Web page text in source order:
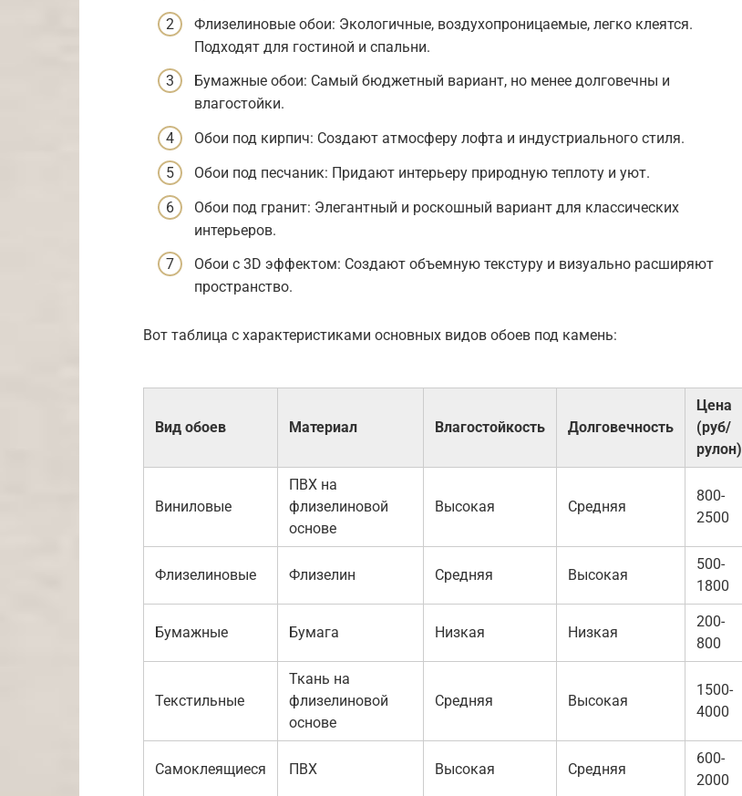
Флизелиновые обои: Экологичные, воздухопроницаемые, легко клеятся.
Подходят для гостиной и спальни.
Бумажные обои: Самый бюджетный вариант, но менее долговечны и
влагостойки.
Обои под кирпич: Создают атмосферу лофта и индустриального стиля.
Обои под песчаник: Придают интерьеру природную теплоту и уют.
Обои под гранит: Элегантный и роскошный вариант для классических
интерьеров.
Обои с 3D эффектом: Создают объемную текстуру и визуально расширяют
пространство.
Вот таблица с характеристиками основных видов обоев под камень:
Вид обоев Материал Влагостойкость Долговечность
Цена
(руб/
рулон)
Виниловые
ПВХ на
флизелиновой
основе
Высокая Средняя
800-
2500
Флизелиновые Флизелин Средняя Высокая
500-
1800
Бумажные Бумага Низкая Низкая
200-
800
Текстильные
Ткань на
флизелиновой
основе
Средняя Высокая
1500-
4000
Самоклеящиеся ПВХ Высокая Средняя
600-
2000